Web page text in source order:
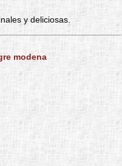
y deliciosas.
modena